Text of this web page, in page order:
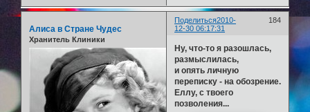
Поделиться 184
2010-
12-30 06:17:31
Алиса в Стране Чудес
Хранитель Клиники
Ну, что-то я разошлась,
размыслилась,
и опять личную
переписку - на обозрение.
Еллу, с твоего
позволения...